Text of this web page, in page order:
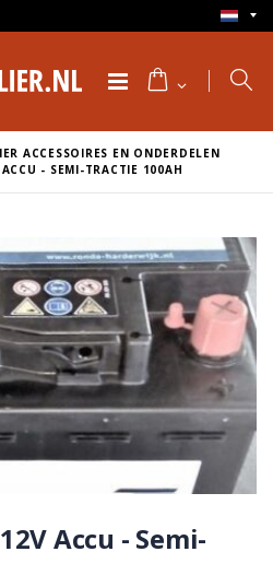
ACCESSOIRES EN ONDERDELEN
- SEMI-TRACTIE 100AH
Accu - Semi-